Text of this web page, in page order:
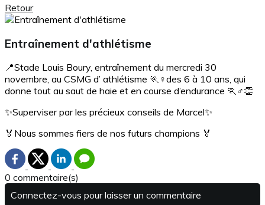
Retour
Entraînement d'athlétisme
📍Stade Louis Boury, entraînement du mercredi 30
novembre, au CSMG d’ athlétisme 🏃♀️des 6 à 10 ans, qui
donne tout au saut de haie et en course d’endurance 🏃♂️👏
✨Superviser par les précieux conseils de Marcel✨
🏅Nous sommes fiers de nos futurs champions 🏅
0 commentaire(s)
Connectez-vous pour laisser un commentaire